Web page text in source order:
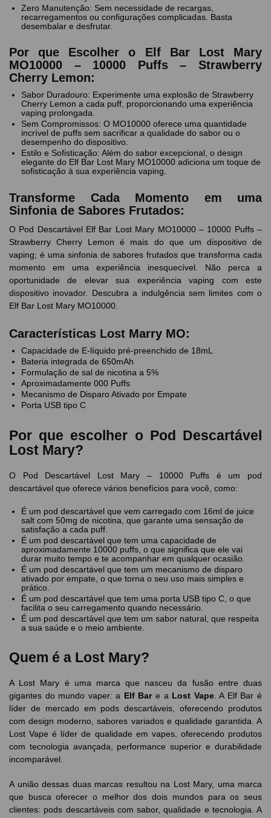
Zero Manutenção: Sem necessidade de recargas,
recarregamentos ou configurações complicadas. Basta
desembalar e desfrutar.
Por que Escolher o Elf Bar Lost Mary
MO10000 – 10000 Puffs – Strawberry
Cherry Lemon:
Sabor Duradouro: Experimente uma explosão de Strawberry
Cherry Lemon a cada puff, proporcionando uma experiência
vaping prolongada.
Sem Compromissos: O MO10000 oferece uma quantidade
incrível de puffs sem sacrificar a qualidade do sabor ou o
desempenho do dispositivo.
Estilo e Sofisticação: Além do sabor excepcional, o design
elegante do Elf Bar Lost Mary MO10000 adiciona um toque de
sofisticação à sua experiência vaping.
Transforme Cada Momento em uma
Sinfonia de Sabores Frutados:
O Pod Descartável Elf Bar Lost Mary MO10000 – 10000 Puffs –
Strawberry Cherry Lemon é mais do que um dispositivo de
vaping; é uma sinfonia de sabores frutados que transforma cada
momento em uma experiência inesquecível. Não perca a
oportunidade de elevar sua experiência vaping com este
dispositivo inovador. Descubra a indulgência sem limites com o
Elf Bar Lost Mary MO10000.
Características Lost Marry MO:
Capacidade de E-líquido pré-preenchido de 18mL
Bateria integrada de 650mAh
Formulação de sal de nicotina a 5%
Aproximadamente 000 Puffs
Mecanismo de Disparo Ativado por Empate
Porta USB tipo C
Por que escolher o Pod Descartável
Lost Mary?
O Pod Descartável Lost Mary – 10000 Puffs é um pod
descartável que oferece vários benefícios para você, como:
É um pod descartável que vem carregado com 16ml de juice
salt com 50mg de nicotina, que garante uma sensação de
satisfação a cada puff.
É um pod descartável que tem uma capacidade de
aproximadamente 10000 puffs, o que significa que ele vai
durar muito tempo e te acompanhar em qualquer ocasião.
É um pod descartável que tem um mecanismo de disparo
ativado por empate, o que torna o seu uso mais simples e
prático.
É um pod descartável que tem uma porta USB tipo C, o que
facilita o seu carregamento quando necessário.
É um pod descartável que tem um sabor natural, que respeita
a sua saúde e o meio ambiente.
Quem é a Lost Mary?
A Lost Mary é uma marca que nasceu da fusão entre duas
gigantes do mundo vaper: a Elf Bare a Lost Vape. A Elf Bar é
líder de mercado em pods descartáveis, oferecendo produtos
com design moderno, sabores variados e qualidade garantida. A
Lost Vape é líder de qualidade em vapes, oferecendo produtos
com tecnologia avançada, performance superior e durabilidade
incomparável.
A união dessas duas marcas resultou na Lost Mary, uma marca
que busca oferecer o melhor dos dois mundos para os seus
clientes: pods descartáveis com sabor, qualidade e tecnologia. A